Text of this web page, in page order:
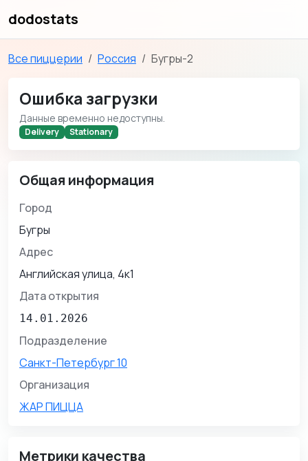
dodostats
Все пиццерии Россия Бугры-2
Ошибка загрузки
Данные временно недоступны.
Delivery Stationary
Общая информация
Город
Бугры
Адрес
Английская улица, 4к1
Дата открытия
14.01.2026
Подразделение
Санкт-Петербург 10
Организация
ЖАР ПИЦЦА
Метрики качества